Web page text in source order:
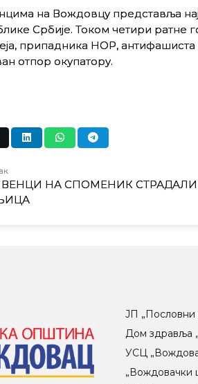
на Вождовцу представља
Србије. Током четири ратне
припадника НОР, антифашиста
отпор окупатору.
НА СПОМЕНИК
ЈП
Дом здравља
УСЦ
„Вождовачки